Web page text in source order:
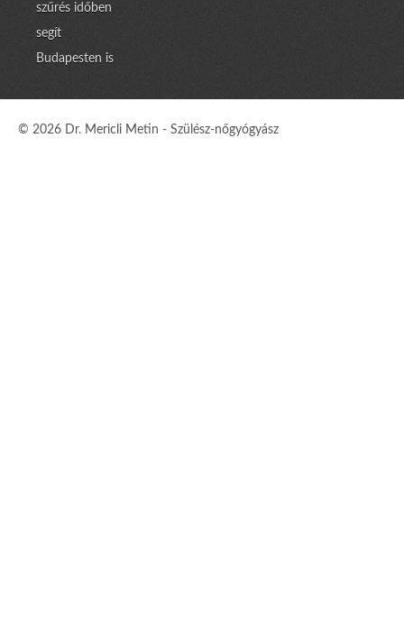
szűrés időben
segít
Budapesten is
© 2026 Dr. Mericli Metin - Szülész-nőgyógyász